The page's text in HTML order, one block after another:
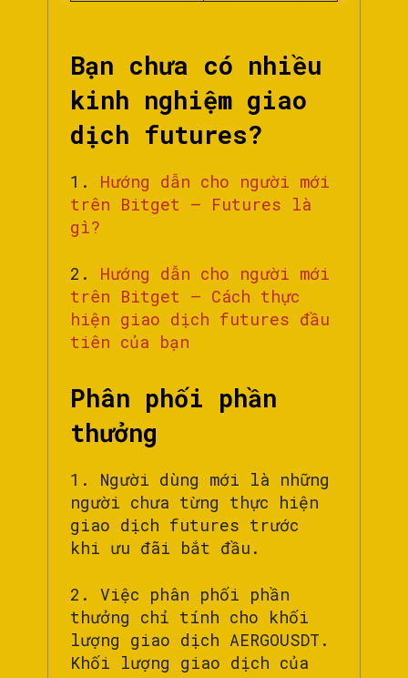
Bạn chưa có nhiều
kinh nghiệm giao
dịch futures?
1. Hướng dẫn cho người mới
trên Bitget – Futures là
gì?
2. Hướng dẫn cho người mới
trên Bitget – Cách thực
hiện giao dịch futures đầu
tiên của bạn
Phân phối phần
thưởng
1. Người dùng mới là những
người chưa từng thực hiện
giao dịch futures trước
khi ưu đãi bắt đầu.
2. Việc phân phối phần
thưởng chỉ tính cho khối
lượng giao dịch AERGOUSDT.
Khối lượng giao dịch của